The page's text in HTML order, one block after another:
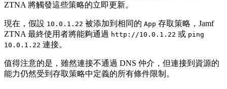
ZTNA 將觸發這些策略的立即更新。
現在，假設 10.0.1.22 被添加到相同的 App 存取策略，Jamf
ZTNA 最終使用者將能夠通過 http://10.0.1.22 或 ping
10.0.1.22 連接。
值得注意的是，雖然連接不通過 DNS 仲介，但連接到資源的
能力仍然受到存取策略中定義的所有條件限制。